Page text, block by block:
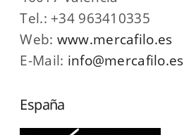
Tel.: +34 963410335
Web: www.mercafilo.es
E-Mail: info@mercafilo.es
España